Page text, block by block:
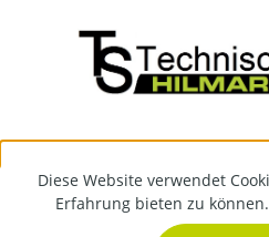
Diese Website verwendet
Erfahrung bieten zu können.